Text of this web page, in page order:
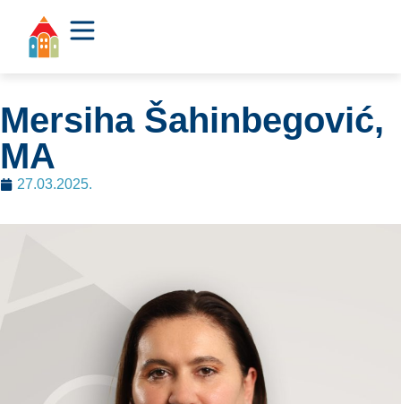
Mersiha Šahinbegović,
MA
27.03.2025.